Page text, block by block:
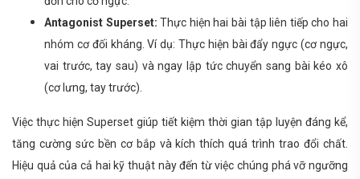
Antagonist Superset: Thực hiện hai bài tập liên tiếp cho hai
nhóm cơ đối kháng. Ví dụ: Thực hiện bài đẩy ngực (cơ ngực,
vai trước, tay sau) và ngay lập tức chuyển sang bài kéo xô
(cơ lưng, tay trước).
Việc thực hiện Superset giúp tiết kiệm thời gian tập luyện đáng kể,
tăng cường sức bền cơ bắp và kích thích quá trình trao đổi chất.
Hiệu quả của cả hai kỹ thuật này đến từ việc chúng phá vỡ ngưỡng